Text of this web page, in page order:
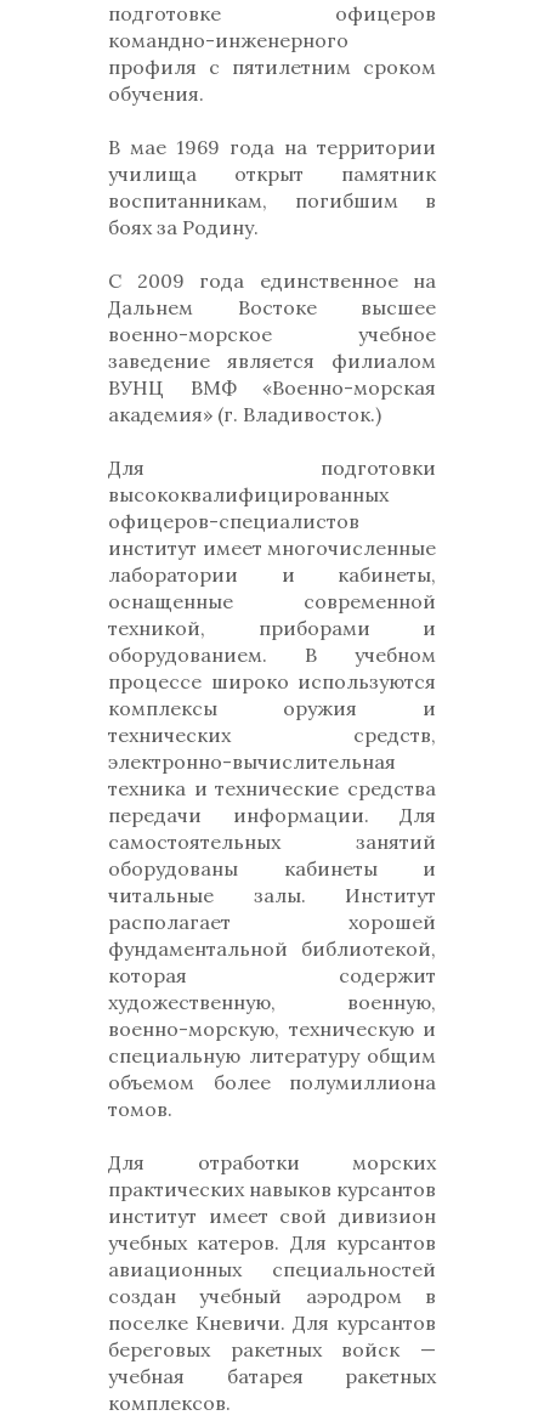
подготовке офицеров
командно-инженерного
профиля с пятилетним сроком
обучения.
В мае 1969 года на территории
училища открыт памятник
воспитанникам, погибшим в
боях за Родину.
C 2009 года единственное на
Дальнем Востоке высшее
военно-морское учебное
заведение является филиалом
ВУНЦ ВМФ «Военно-морская
академия» (г. Владивосток.)
Для подготовки
высококвалифицированных
офицеров-специалистов
институт имеет многочисленные
лаборатории и кабинеты,
оснащенные современной
техникой, приборами и
оборудованием. В учебном
процессе широко используются
комплексы оружия и
технических средств,
электронно-вычислительная
техника и технические средства
передачи информации. Для
самостоятельных занятий
оборудованы кабинеты и
читальные залы. Институт
располагает хорошей
фундаментальной библиотекой,
которая содержит
художественную, военную,
военно-морскую, техническую и
специальную литературу общим
объемом более полумиллиона
томов.
Для отработки морских
практических навыков курсантов
институт имеет свой дивизион
учебных катеров. Для курсантов
авиационных специальностей
создан учебный аэродром в
поселке Кневичи. Для курсантов
береговых ракетных войск —
учебная батарея ракетных
комплексов.